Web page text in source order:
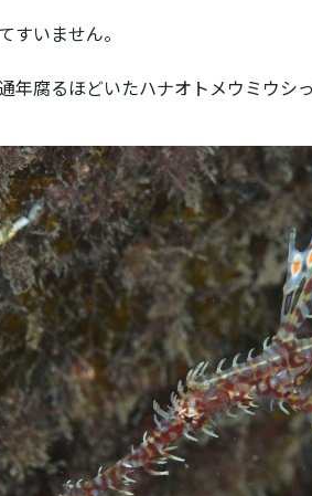
すいません。
年腐るほどいたハナオトメウミウシ